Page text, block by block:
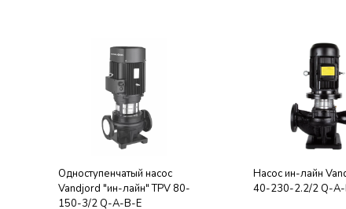
Одноступенчатый насос
Vandjord "ин-лайн" TPV 80-
150-3/2 Q-A-B-E
Насос ин-лайн
40-230-2.2/2 Q-